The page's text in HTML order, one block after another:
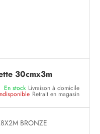
30cmx3m
En stock Livraison à domicile
Retrait en magasin